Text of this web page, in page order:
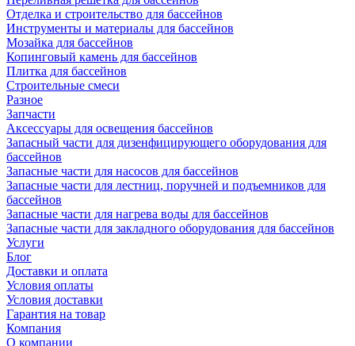
Отделка и строительство для бассейнов
Инструменты и материалы для бассейнов
Мозайка для бассейнов
Копинговый камень для бассейнов
Плитка для бассейнов
Строительные смеси
Разное
Запчасти
Аксессуары для освещения бассейнов
Запасный части для дизенфицирующего оборудования для
бассейнов
Запасные части для насосов для бассейнов
Запасные части для лестниц, поручней и подъемников для
бассейнов
Запасные части для нагрева воды для бассейнов
Запасные части для закладного оборудования для бассейнов
Услуги
Блог
Доставки и оплата
Условия оплаты
Условия доставки
Гарантия на товар
Компания
О компании